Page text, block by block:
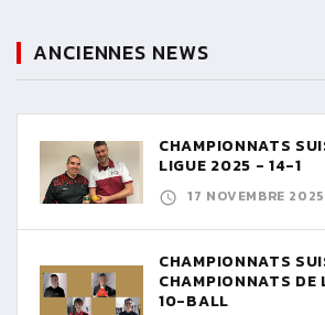
ANCIENNES NEWS
CHAMPIONNATS
LIGUE 2025 - 14-1
17 NOVEMBRE
CHAMPIONNATS
CHAMPIONNATS
10-BALL